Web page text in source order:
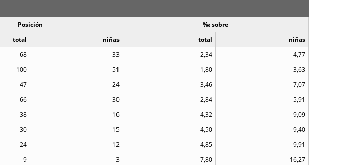
Posición
‰ sobre
total niñas total
niñas
68 33 2,34
4,77
100 51 1,80
3,63
47 24 3,46
7,07
66 30 2,84
5,91
38 16 4,32
9,09
30 15 4,50
9,40
24 12 4,85
9,91
9 3 7,80
16,27